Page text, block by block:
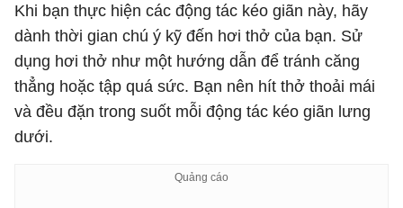
Khi bạn thực hiện các động tác kéo giãn này, hãy
dành thời gian chú ý kỹ đến hơi thở của bạn. Sử
dụng hơi thở như một hướng dẫn để tránh căng
thẳng hoặc tập quá sức. Bạn nên hít thở thoải mái
và đều đặn trong suốt mỗi động tác kéo giãn lưng
dưới.